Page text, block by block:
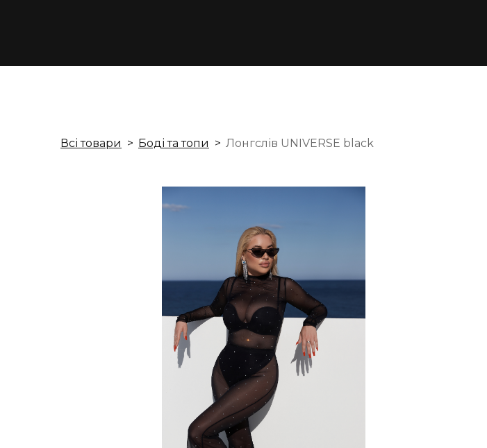
Всі товари Боді та топи Лонгслів UNIVERSE black